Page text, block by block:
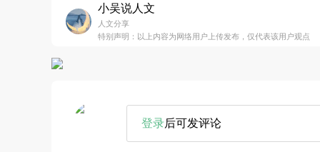
小吴说人文
人文分享
特别声明：以上内容为网络用户上传发布，仅代表该用户观点
登录后可发评论